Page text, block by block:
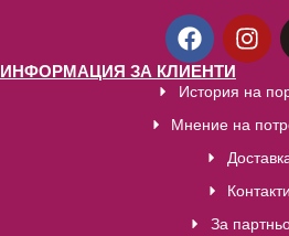
ИНФОРМАЦИЯ ЗА КЛИЕНТИ
История на
Мнение на
Контакти
За